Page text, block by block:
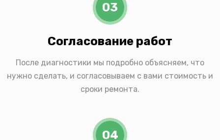
03
Согласование работ
После диагностики мы подробно объясняем, что
нужно сделать, и согласовываем с вами стоимость и
сроки ремонта.
04